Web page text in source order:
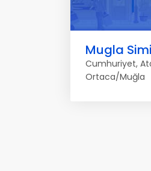
Mugla Simit
Cumhuriyet,
Ortaca/Muğla